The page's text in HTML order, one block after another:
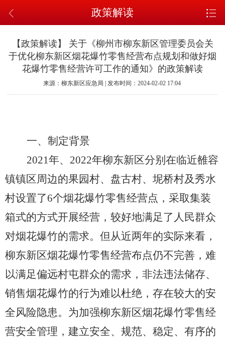
政策解读
【政策解读】 关于《柳州市柳东新区管理委员会关
于优化柳东新区烟花爆竹零售经营布点规划和做好烟
花爆竹零售经营许可工作的通知》的政策解读
来源：柳东新区应急局 | 发布时间：2024-02-02 17:04
一、制定背景
2021年、2022年柳东新区分别在临近雒容
镇镇区周边的果园村、盘古村、坭桥村及秀水
村设置了6个烟花爆竹零售经营点，采取集装
箱式的方式开展经营，较好地满足了人民群众
对烟花爆竹的需求。但从近两年的实际来看，
柳东新区烟花爆竹零售经营布点仍不完善，难
以满足偏远村屯群众的需求，非法违法储存、
销售烟花爆竹的行为难以杜绝，存在较大的安
全风险隐患。为加强柳东新区烟花爆竹零售经
营安全管理，建立安全、规范、稳定、有序的